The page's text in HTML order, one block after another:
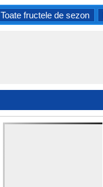
Toate fructele de sezon